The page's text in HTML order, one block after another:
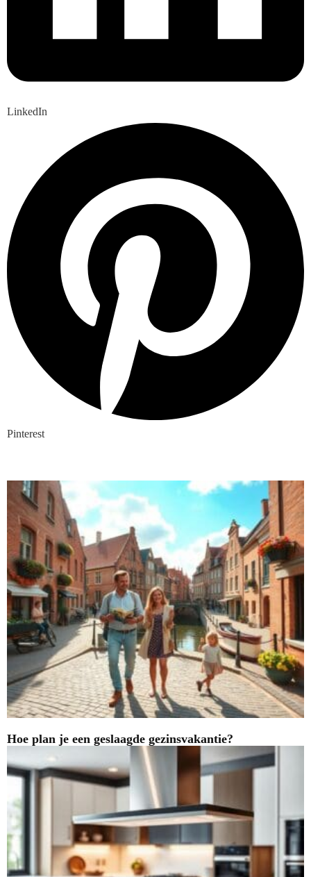
LinkedIn
Pinterest
Hoe plan je een geslaagde gezinsvakantie?